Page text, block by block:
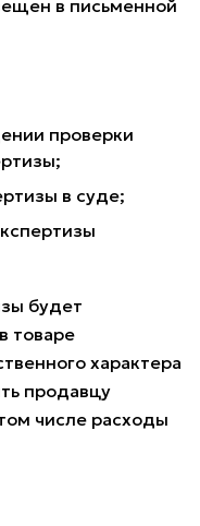
в письменной
проверки
в суде;
будет
товаре
характера
продавцу
числе расходы